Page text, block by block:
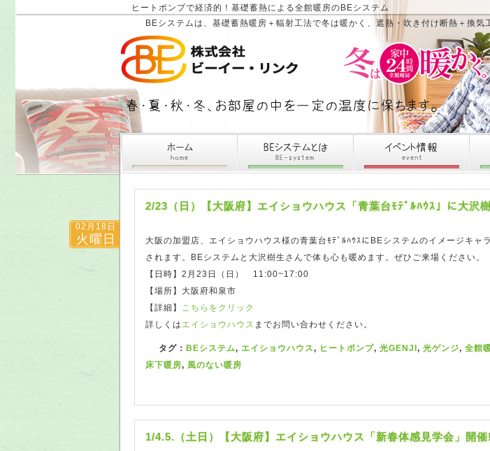
ヒートポンプで経済的！基礎蓄熱による全館暖房のBEシステム
BEシステムは、基礎蓄熱暖房＋輻射工法で冬は暖かく、遮熱・吹き付け断熱＋換
2/23（日）【大阪府】エイショウハウス「青葉台ﾓﾃﾞﾙﾊｳｽ」に大沢
02月18日
火曜日
大阪の加盟店、エイショウハウス様の青葉台ﾓﾃﾞﾙﾊｳｽにBEシステムのイメージキャ
されます。BEシステムと大沢樹生さんで体も心も暖めます。ぜひご来場ください。
【日時】2月23日（日） 11:00~17:00
【場所】大阪府和泉市
【詳細】 こちらをクリック
詳しくは エイショウハウス までお問い合わせください。
タグ： BEシステム, エイショウハウス, ヒートポンプ, 光GENJI , 光ゲンジ, 全館
床下暖房, 風のない暖房
1/4.5.（土日）【大阪府】エイショウハウス「新春体感見学会」開